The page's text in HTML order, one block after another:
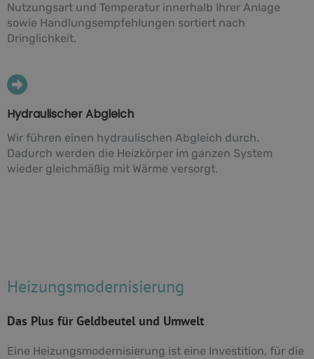
Nutzungsart und Temperatur innerhalb Ihrer Anlage
sowie Handlungsempfehlungen sortiert nach
Dringlichkeit.
Hydraulischer Abgleich
Wir führen einen hydraulischen Abgleich durch.
Dadurch werden die Heizkörper im ganzen System
wieder gleichmäßig mit Wärme versorgt.
Heizungsmodernisierung
Das Plus für Geldbeutel und Umwelt
Eine Heizungsmodernisierung ist eine Investition, für die